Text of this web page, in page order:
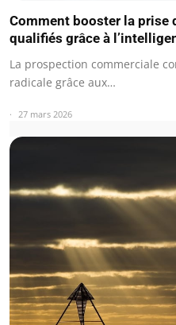
Comment booster la prise
qualifiés grâce à
La prospection commerciale
radicale grâce aux…
27 mars 2026